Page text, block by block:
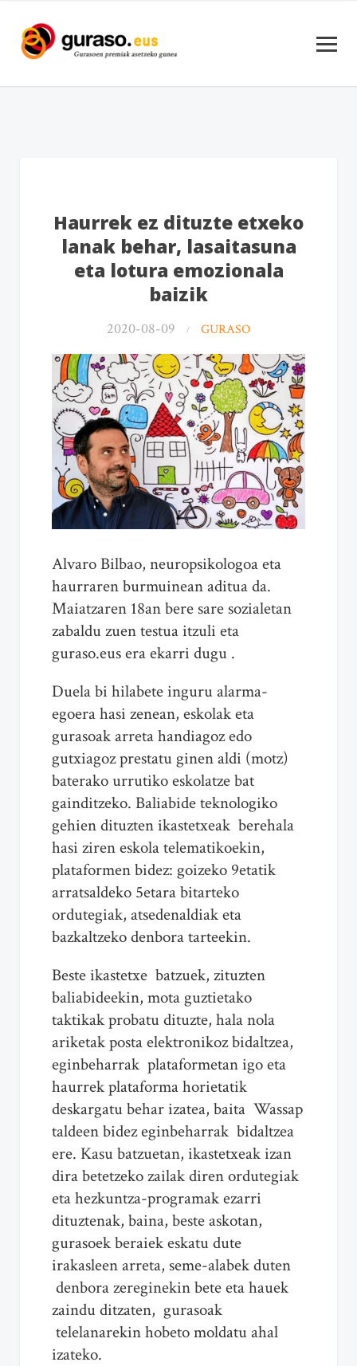
Haurrek ez dituzte etxeko
lanak behar, lasaitasuna
eta lotura emozionala
baizik
2020-08-09 GURASO
Alvaro Bilbao, neuropsikologoa eta
haurraren burmuinean aditua da.
Maiatzaren 18an bere sare sozialetan
zabaldu zuen testua itzuli eta
guraso.eus era ekarri dugu .
Duela bi hilabete inguru alarma-
egoera hasi zenean, eskolak eta
gurasoak arreta handiagoz edo
gutxiagoz prestatu ginen aldi (motz)
baterako urrutiko eskolatze bat
gainditzeko. Baliabide teknologiko
gehien dituzten ikastetxeak berehala
hasi ziren eskola telematikoekin,
plataformen bidez: goizeko 9etatik
arratsaldeko 5etara bitarteko
ordutegiak, atsedenaldiak eta
bazkaltzeko denbora tarteekin.
Beste ikastetxe batzuek, zituzten
baliabideekin, mota guztietako
taktikak probatu dituzte, hala nola
ariketak posta elektronikoz bidaltzea,
eginbeharrak plataformetan igo eta
haurrek plataforma horietatik
deskargatu behar izatea, baita Wassap
taldeen bidez eginbeharrak bidaltzea
ere. Kasu batzuetan, ikastetxeak izan
dira betetzeko zailak diren ordutegiak
eta hezkuntza-programak ezarri
dituztenak, baina, beste askotan,
gurasoek beraiek eskatu dute
irakasleen arreta, seme-alabek duten
denbora zereginekin bete eta hauek
zaindu ditzaten, gurasoak
telelanarekin hobeto moldatu ahal
izateko.